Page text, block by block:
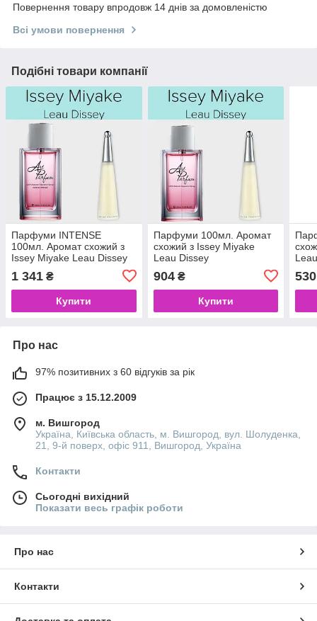
Повернення товару впродовж 14 днів за домовленістю
Всі умови повернення
Подібні товари компанії
Парфуми INTENSE
100мл. Аромат схожий з
Issey Miyake Leau Dissey
1 341 ₴
Купити
Парфуми 100мл. Аромат
схожий з Issey Miyake
Leau Dissey
904₴
Купити
530
Про нас
97% позитивних з 60 відгуків за рік
Працює з 15.12.2009
м. Вишгород
Україна, Київська область, м. Вишгород, вул. Шолуденка,
21, 9-й поверх, офіс 911, Вишгород, Україна
Контакти
Сьогодні вихідний
Показати весь графік роботи
Про нас
Контакти